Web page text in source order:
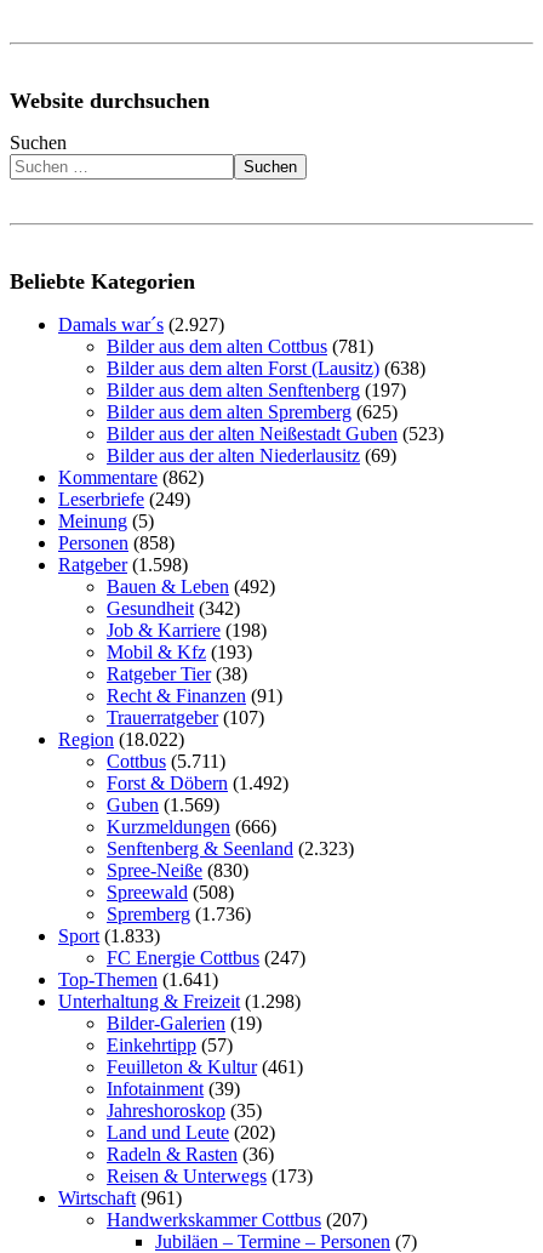
Website durchsuchen
Suchen
Suchen
Beliebte Kategorien
Damals war´s (2.927)
Bilder aus dem alten Cottbus (781)
Bilder aus dem alten Forst (Lausitz) (638)
Bilder aus dem alten Senftenberg (197)
Bilder aus dem alten Spremberg (625)
Bilder aus der alten Neißestadt Guben (523)
Bilder aus der alten Niederlausitz (69)
Kommentare (862)
Leserbriefe (249)
Meinung (5)
Personen (858)
Ratgeber(1.598)
Bauen & Leben (492)
Gesundheit (342)
Job & Karriere (198)
Mobil & Kfz (193)
Ratgeber Tier(38)
Recht & Finanzen (91)
Trauerratgeber(107)
Region (18.022)
Cottbus (5.711)
Forst & Döbern (1.492)
Guben (1.569)
Kurzmeldungen (666)
Senftenberg & Seenland (2.323)
Spree-Neiße (830)
Spreewald (508)
Spremberg (1.736)
Sport (1.833)
FC Energie Cottbus (247)
Top-Themen (1.641)
Unterhaltung & Freizeit (1.298)
Bilder-Galerien (19)
Einkehrtipp (57)
Feuilleton & Kultur(461)
Infotainment (39)
Jahreshoroskop (35)
Land und Leute (202)
Radeln & Rasten (36)
Reisen & Unterwegs (173)
Wirtschaft (961)
Handwerkskammer Cottbus (207)
Jubiläen – Termine – Personen (7)